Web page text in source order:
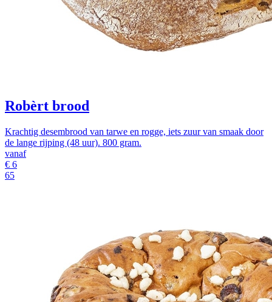
Robèrt brood
Krachtig desembrood van tarwe en rogge, iets zuur van smaak door
de lange rijping (48 uur). 800 gram.
vanaf
€ 6
65